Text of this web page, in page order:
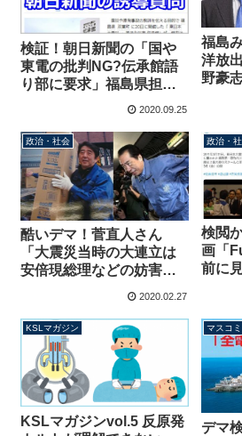
検証！朝日新聞の「国や
東電の批判NG?伝承館語
り部に要求」福島県担当
者に取材→朝日記者の悪
2020.09.25
福島
洋放
野豪
→み
政治・社会
酷いデマ！菅直人さん
「大震災当時の大連立は
安倍現総理などの妨害で
総裁に即日断られ、当時
の安倍さんは自民党でも
2020.02.27
政治・
検閲
画「
前に
理役
ン
KSLマガジン
KSLマガジンvol.5 反原発
マスコ
デマ